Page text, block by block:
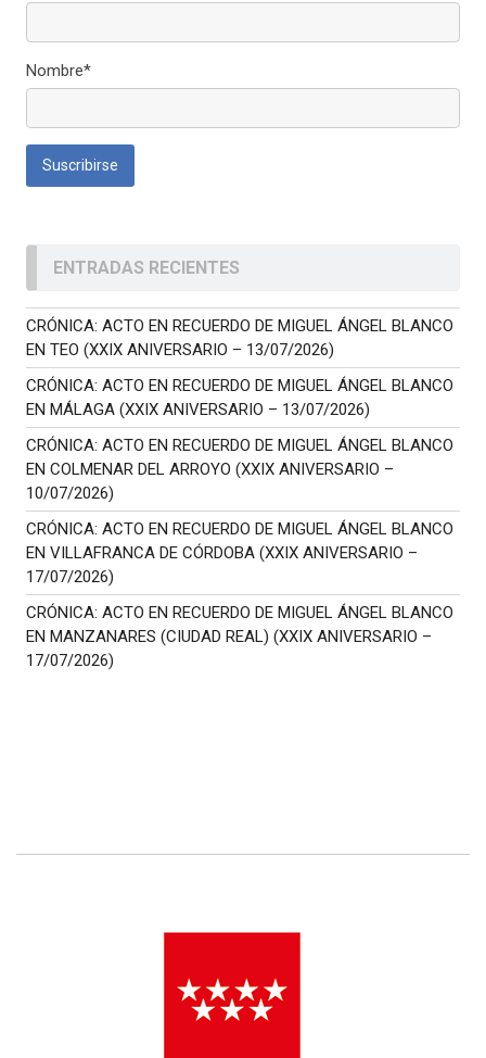
Nombre*
ENTRADAS RECIENTES
CRÓNICA: ACTO EN RECUERDO DE MIGUEL ÁNGEL BLANCO
EN TEO (XXIX ANIVERSARIO – 13/07/2026)
CRÓNICA: ACTO EN RECUERDO DE MIGUEL ÁNGEL BLANCO
EN MÁLAGA (XXIX ANIVERSARIO – 13/07/2026)
CRÓNICA: ACTO EN RECUERDO DE MIGUEL ÁNGEL BLANCO
EN COLMENAR DEL ARROYO (XXIX ANIVERSARIO –
10/07/2026)
CRÓNICA: ACTO EN RECUERDO DE MIGUEL ÁNGEL BLANCO
EN VILLAFRANCA DE CÓRDOBA (XXIX ANIVERSARIO –
17/07/2026)
CRÓNICA: ACTO EN RECUERDO DE MIGUEL ÁNGEL BLANCO
EN MANZANARES (CIUDAD REAL) (XXIX ANIVERSARIO –
17/07/2026)